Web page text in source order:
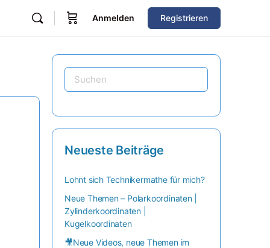
Anmelden Registrieren
Neueste Beiträge
Lohnt sich Technikermathe für mich?
Neue Themen – Polarkoordinaten |
Zylinderkoordinaten |
Kugelkoordinaten
🎥Neue Videos, neue Themen im